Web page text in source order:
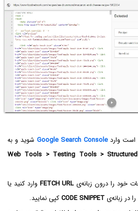
است واردGoogle Search Console شوید و به
Web Tools > Testing Tools >
خود را درون زبانه‌ی FETCH URL وارد کنید یا
در زبانه‌ی CODE SNIPPETکپی نمایید.